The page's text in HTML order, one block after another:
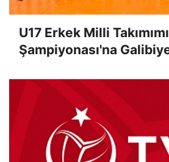
U17 Erkek Milli
Şampiyonası'na